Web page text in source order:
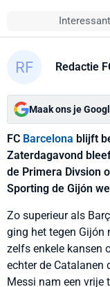
Interessant
Redactie
Maak ons je
FC Barcelona blijft
Zaterdagavond
de Primera Divsion
Sporting de Gijón
Zo superieur als
ging het tegen Gijón
zelfs enkele kansen
echter de Catalanen
Messi nam een vrije